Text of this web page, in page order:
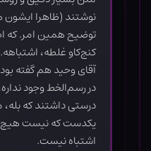
نوشتند (ظاهرا
توضیح همین امر. که
کنج‌کاو غلطه، اشتباهه.
آقای وحید هم گفته
در رسم‌الخط وجود
درستی داشتند که
یکدست که نیست هیچ،
اشتباه نیست.